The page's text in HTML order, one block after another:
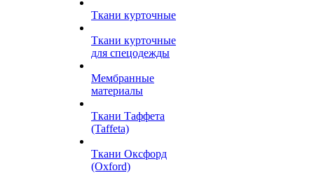
Ткани курточные
Ткани курточные
для спецодежды
Мембранные
материалы
Ткани Таффета
(Taffeta)
Ткани Оксфорд
(Oxford)